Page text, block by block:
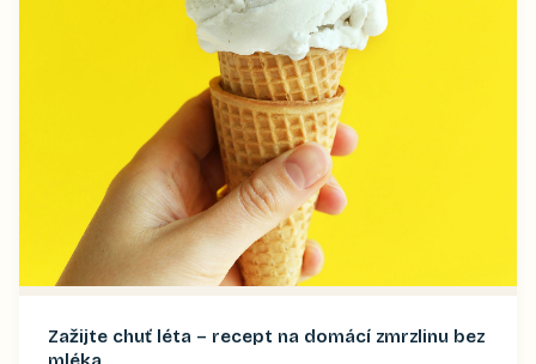
Zažijte chuť léta – recept na domácí zmrzlinu bez